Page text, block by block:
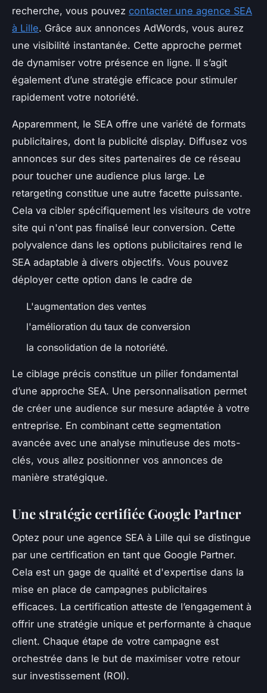
recherche, vous pouvez contacter une agence SEA
à Lille. Grâce aux annonces AdWords, vous aurez
une visibilité instantanée. Cette approche permet
de dynamiser votre présence en ligne. Il s’agit
également d’une stratégie efficace pour stimuler
rapidement votre notoriété.
Apparemment, le SEA offre une variété de formats
publicitaires, dont la publicité display. Diffusez vos
annonces sur des sites partenaires de ce réseau
pour toucher une audience plus large. Le
retargeting constitue une autre facette puissante.
Cela va cibler spécifiquement les visiteurs de votre
site qui n'ont pas finalisé leur conversion. Cette
polyvalence dans les options publicitaires rend le
SEA adaptable à divers objectifs. Vous pouvez
déployer cette option dans le cadre de
L'augmentation des ventes
l'amélioration du taux de conversion
la consolidation de la notoriété.
Le ciblage précis constitue un pilier fondamental
d’une approche SEA. Une personnalisation permet
de créer une audience sur mesure adaptée à votre
entreprise. En combinant cette segmentation
avancée avec une analyse minutieuse des mots-
clés, vous allez positionner vos annonces de
manière stratégique.
Une stratégie certifiée Google Partner
Optez pour une agence SEA à Lille qui se distingue
par une certification en tant que Google Partner.
Cela est un gage de qualité et d'expertise dans la
mise en place de campagnes publicitaires
efficaces. La certification atteste de l’engagement à
offrir une stratégie unique et performante à chaque
client. Chaque étape de votre campagne est
orchestrée dans le but de maximiser votre retour
sur investissement (ROI).